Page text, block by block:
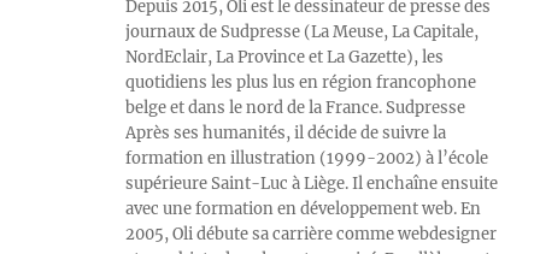
Depuis 2015, Oli est le dessinateur de presse des
journaux de Sudpresse (La Meuse, La Capitale,
NordEclair, La Province et La Gazette), les
quotidiens les plus lus en région francophone
belge et dans le nord de la France. Sudpresse
Après ses humanités, il décide de suivre la
formation en illustration (1999-2002) à l’école
supérieure Saint-Luc à Liège. Il enchaîne ensuite
avec une formation en développement web. En
2005, Oli débute sa carrière comme webdesigner